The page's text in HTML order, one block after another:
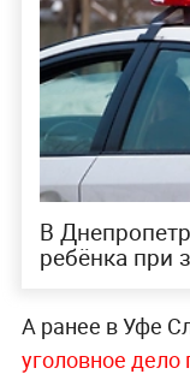
В
ребёнка при
А ранее в Уфе
уголовное дело